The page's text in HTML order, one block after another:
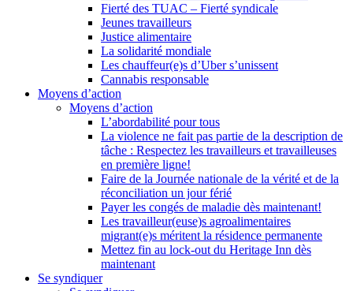
Fierté des TUAC – Fierté syndicale
Jeunes travailleurs
Justice alimentaire
La solidarité mondiale
Les chauffeur(e)s d’Uber s’unissent
Cannabis responsable
Moyens d’action
Moyens d’action
L’abordabilité pour tous
La violence ne fait pas partie de la description de
tâche : Respectez les travailleurs et travailleuses
en première ligne!
Faire de la Journée nationale de la vérité et de la
réconciliation un jour férié
Payer les congés de maladie dès maintenant!
Les travailleur(euse)s agroalimentaires
migrant(e)s méritent la résidence permanente
Mettez fin au lock-out du Heritage Inn dès
maintenant
Se syndiquer